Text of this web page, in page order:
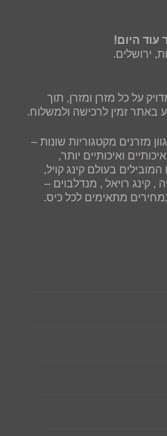
על כל מזרן ומזרן, תוך
באתר זמין לרכישה ולמשלוח.
מזרנים מקטגוריות שונות –
ואיכותיים יותר,
בעולם קינג קויל,
, קינג רויאל , מנדלבוים –
מתאימים לכל כיס.